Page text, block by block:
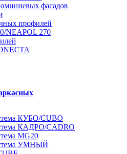
фасадов
профилей
270
КУБО/CUBO
КАДРО/CADRO
MG20
УМНЫЙ